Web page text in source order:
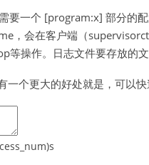
要一个 [program:x] 部分的
，会在客户端（
操作。日志文件要存放的文
一个更大的好处就是，可以
)s